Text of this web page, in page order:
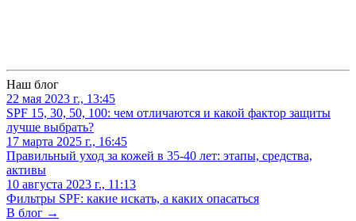
Наш блог
22 мая 2023 г., 13:45
SPF 15, 30, 50, 100: чем отличаются и какой фактор защиты
лучше выбрать?
17 марта 2025 г., 16:45
Правильный уход за кожей в 35-40 лет: этапы, средства,
активы
10 августа 2023 г., 11:13
Фильтры SPF: какие искать, а каких опасаться
В блог →